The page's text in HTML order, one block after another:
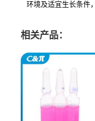
环境及适宜生长条件
相关产品：